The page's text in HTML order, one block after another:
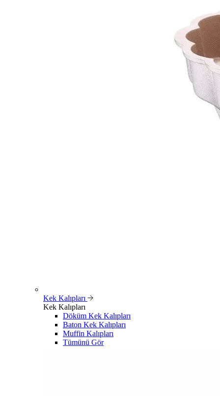
Kek Kalıpları
Kek Kalıpları
Döküm Kek Kalıpları
Baton Kek Kalıpları
Muffin Kalıpları
Tümünü Gör